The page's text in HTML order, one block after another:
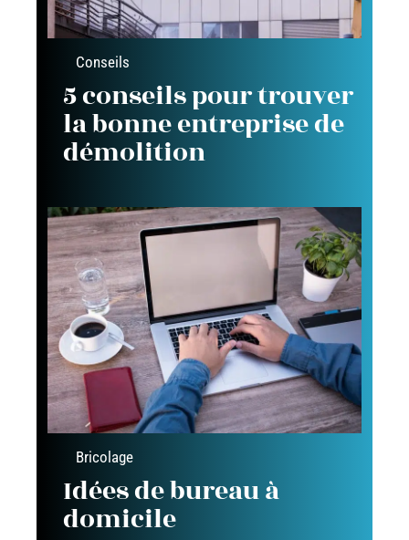
Conseils
5 conseils pour trouver
la bonne entreprise de
démolition
Bricolage
Idées de bureau à
domicile